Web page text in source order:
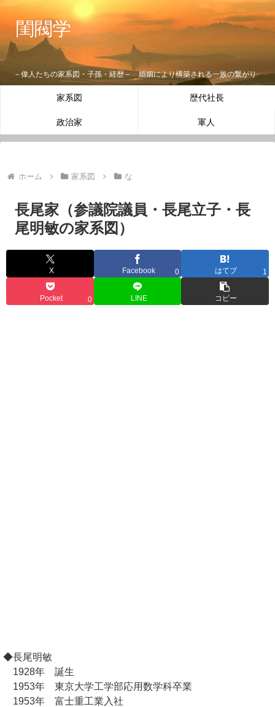
閨閥学
－偉人たちの家系図・子孫・経歴－ 婚姻により構築される一族の繋がり
家系図 歴代社長
政治家 軍人
ホーム 家系図 な
長尾家（参議院議員・長尾立子・長
尾明敏の家系図）
X Facebook 0 はてブ 1
Pocket 0 LINE コピー
◆長尾明敏
1928年 誕生
1953年 東京大学工学部応用数学科卒業
1953年 富士重工業入社